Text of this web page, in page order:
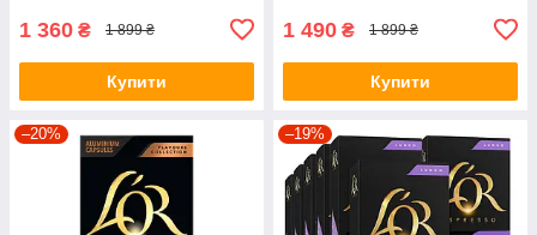
1 360 ₴ 1 899 ₴
Купити
1 490 ₴ 1 899 ₴
Купити
–20% –19%